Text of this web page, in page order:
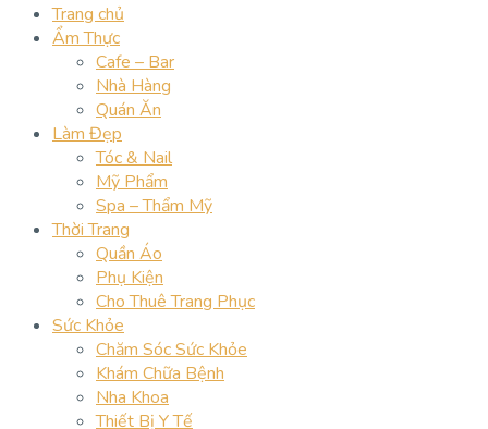
Trang chủ
Ẩm Thực
Cafe – Bar
Nhà Hàng
Quán Ăn
Làm Đẹp
Tóc & Nail
Mỹ Phẩm
Spa – Thẩm Mỹ
Thời Trang
Quần Áo
Phụ Kiện
Cho Thuê Trang Phục
Sức Khỏe
Chăm Sóc Sức Khỏe
Khám Chữa Bệnh
Nha Khoa
Thiết Bị Y Tế